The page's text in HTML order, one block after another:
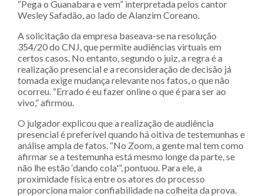
“Pega o Guanabara e vem” interpretada pelos cantor
Wesley Safadão, ao lado de Alanzim Coreano.
A solicitação da empresa baseava-se na resolução
354/20 do CNJ, que permite audiências virtuais em
certos casos. No entanto, segundo o juiz, a regra é a
realização presencial e a reconsideração de decisão já
tomada exige mudança relevante nos fatos, o que não
ocorreu. “Errado é eu fazer online o que é para ser ao
vivo,” afirmou.
O julgador explicou que a realização de audiência
presencial é preferível quando há oitiva de testemunhas e
análise ampla de fatos. “No Zoom, a gente mal tem como
afirmar se a testemunha está mesmo longe da parte, se
não lhe estão ‘dando cola'”, pontuou. Para ele, a
proximidade física entre os atores do processo
proporciona maior confiabilidade na colheita da prova.